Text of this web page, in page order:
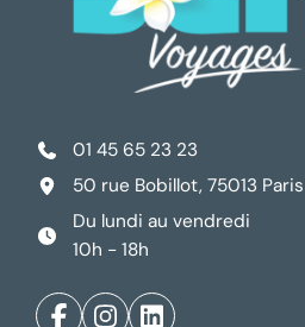
01 45 65 23 23
50 rue Bobillot, 75013 Paris
Du lundi au vendredi
10h - 18h